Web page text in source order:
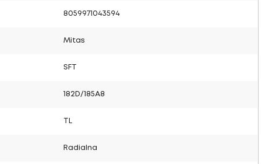
8059971043594
Mitas
SFT
182D/185A8
Radialna